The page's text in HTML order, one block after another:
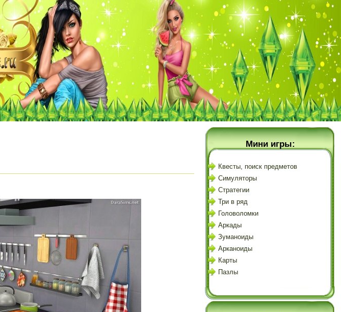
Мини игры:
Квесты, поиск предметов
Симуляторы
Стратегии
Три в ряд
Головоломки
Аркады
Зуманоиды
Арканоиды
Карты
Пазлы